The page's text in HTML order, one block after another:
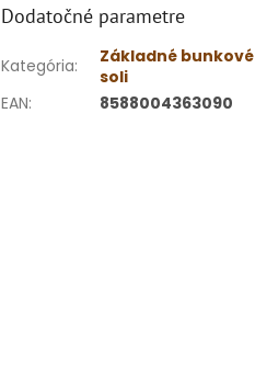
Dodatočné parametre
Kategória:
Základné bunkové
soli
EAN: 8588004363090